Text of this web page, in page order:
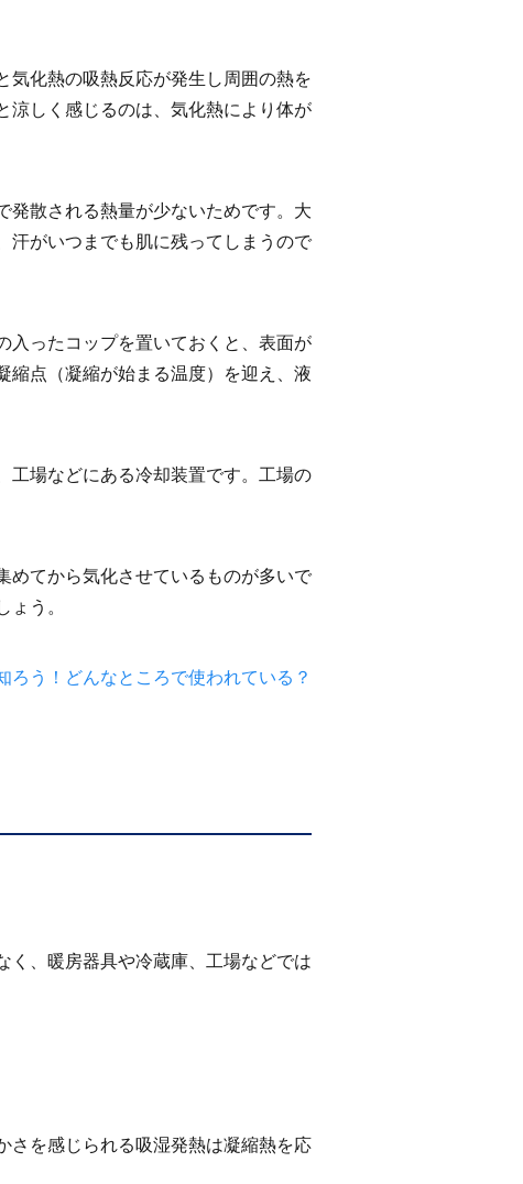
化熱の吸熱反応が発生し周囲の熱を
涼しく感じるのは、気化熱により体が
発散される熱量が少ないためです。大
汗がいつまでも肌に残ってしまうので
入ったコップを置いておくと、表面が
点（凝縮が始まる温度）を迎え、液
工場などにある冷却装置です。工場の
めてから気化させているものが多いで
う。
ろう！どんなところで使われている？
、暖房器具や冷蔵庫、工場などでは
さを感じられる吸湿発熱は凝縮熱を応